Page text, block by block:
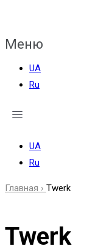
Меню
UA
Ru
UA
Ru
Главная › Twerk
Twerk